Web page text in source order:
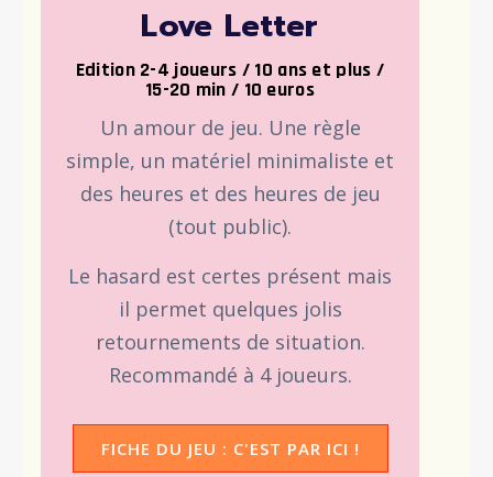
Love Letter
Edition 2-4 joueurs / 10 ans et plus /
15-20 min / 10 euros
Un amour de jeu. Une règle
simple, un matériel minimaliste et
des heures et des heures de jeu
(tout public).
Le hasard est certes présent mais
il permet quelques jolis
retournements de situation.
Recommandé à 4 joueurs.
FICHE DU JEU : C'EST PAR ICI !